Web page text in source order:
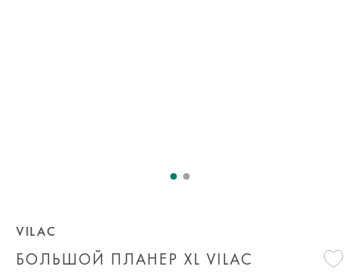
БОЛЬШОЙ ПЛАНЕР XL VILAC
VILAC